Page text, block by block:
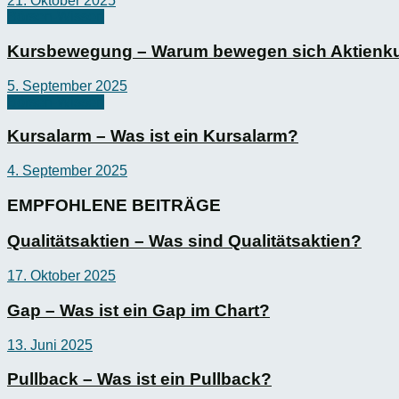
Kursbewegung – Warum bewegen sich
5. September 2025
Kursalarm – Was ist ein Kursalarm?
4. September 2025
EMPFOHLENE BEITRÄGE
Qualitätsaktien – Was sind Qualitätsaktien?
17. Oktober 2025
Gap – Was ist ein Gap im Chart?
13. Juni 2025
Pullback – Was ist ein Pullback?